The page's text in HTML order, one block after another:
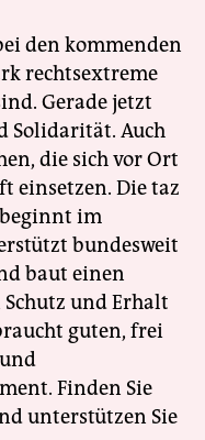
den kommenden
rechtsextreme
Gerade jetzt
Solidarität. Auch
die sich vor Ort
einsetzen. Die taz
im
bundesweit
baut einen
und Erhalt
guten, frei
Finden Sie
unterstützen Sie